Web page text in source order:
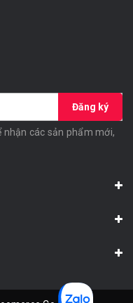
Đăng ký
các sản phẩm mới,